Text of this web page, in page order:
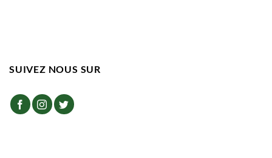
SUIVEZ NOUS SUR